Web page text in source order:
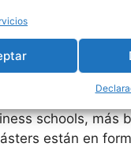
todo momento es
schools,
están en